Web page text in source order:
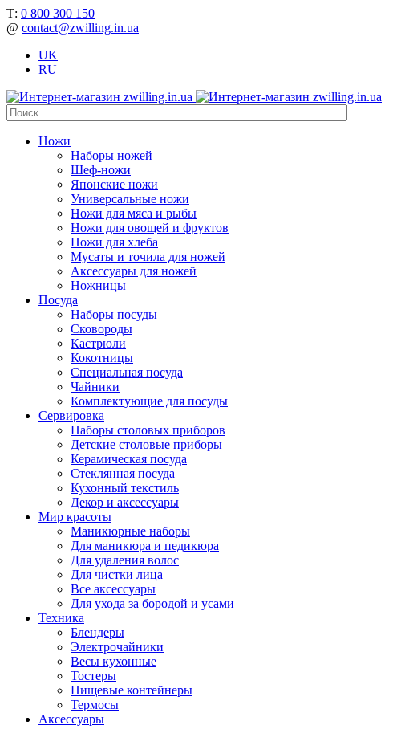
Т: 0 800 300 150
@ contact@zwilling.in.ua
UK
RU
Ножи
Наборы ножей
Шеф-ножи
Японские ножи
Универсальные ножи
Ножи для мяса и рыбы
Ножи для овощей и фруктов
Ножи для хлеба
Мусаты и точила для ножей
Аксессуары для ножей
Ножницы
Посуда
Наборы посуды
Сковороды
Кастрюли
Кокотницы
Специальная посуда
Чайники
Комплектующие для посуды
Сервировка
Наборы столовых приборов
Детские столовые приборы
Керамическая посуда
Стеклянная посуда
Кухонный текстиль
Декор и аксессуары
Мир красоты
Маникюрные наборы
Для маникюра и педикюра
Для удаления волос
Для чистки лица
Все аксессуары
Для ухода за бородой и усами
Техника
Блендеры
Электрочайники
Весы кухонные
Тостеры
Пищевые контейнеры
Термосы
Аксессуары